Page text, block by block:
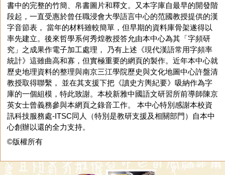
書中的完整的竹簡、帛書圖片和釋文。又本字庫自最早的開發階
段起，一直受惠於曾任職浸會大學語言中心的范國教授提供的漢
字音節表， 當年的材料雖較簡單，但早期的資料庫骨架遂得以
率先建立。後來哲學系何秀煌教授答允由本中心為其「字頻研
究」之成果作電子加工處理， 乃有上述《現代漢語常用字頻率
統計》這雖曲高和寡，但實極重要的網頁的製作。近年本中心就
歷史地理資料的整理與南京三江學院歷史與文化地圖中心許盤清
教授取得聯繫， 並在其支援下把《讀史方輿紀要》吸納作為字
庫的一個組模，特此致謝。本校新雅中國語文研習所前導師陳京
英女士曾義務參與本網頁之錄音工作。 本中心特別感謝本校資
訊科技服務處-ITSC同人（特別是教研支援及相關部門）自本中
心創辦以還的全力支持。
©版權所有